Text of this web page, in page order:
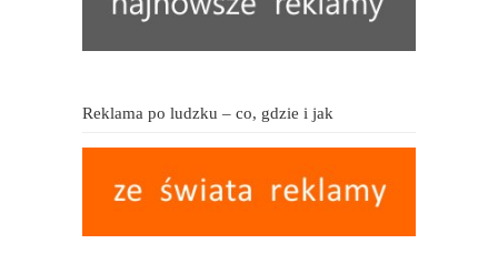
Reklama po ludzku – co, gdzie i jak